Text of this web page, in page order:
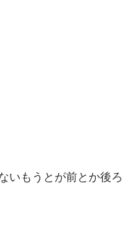
いもうとが前とか後ろ